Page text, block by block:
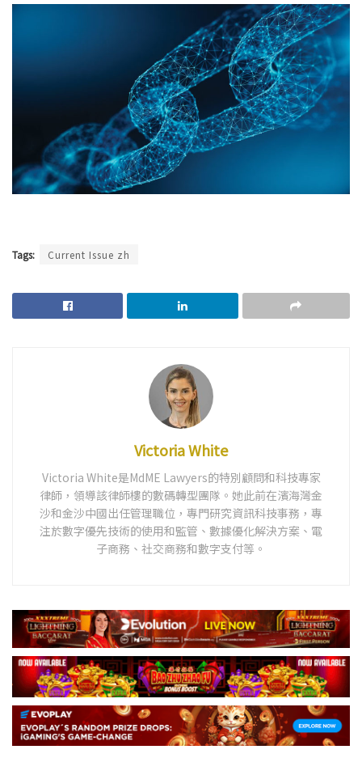
Tags: Current Issue zh
Victoria White
Victoria White是MdME Lawyers的特別顧問和科技專家
律師，領導該律師樓的數碼轉型團隊。她此前在濱海灣金
沙和金沙中國出任管理職位，專門研究資訊科技事務，專
注於數字優先技術的使用和監管、數據優化解決方案、電
子商務、社交商務和數字支付等。